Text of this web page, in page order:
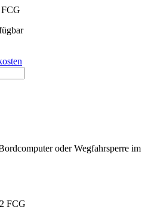
oder Wegfahrsperre im
FCG